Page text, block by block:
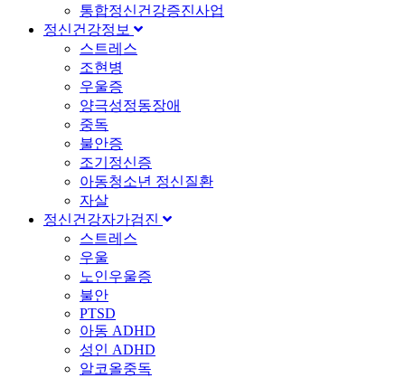
통합정신건강증진사업
정신건강정보
스트레스
조현병
우울증
양극성정동장애
중독
불안증
조기정신증
아동청소년 정신질환
자살
정신건강자가검진
스트레스
우울
노인우울증
불안
PTSD
아동 ADHD
성인 ADHD
알코올중독